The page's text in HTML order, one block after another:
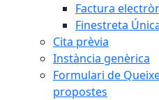
Factura
Finestreta
Cita prèvia
Instància genèrica
Formulari de
propostes